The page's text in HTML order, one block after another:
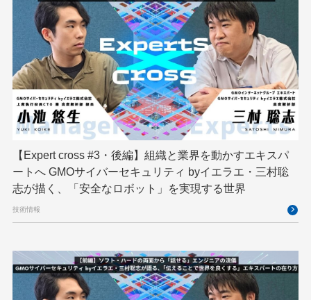
人工知能 人工知能学会 国際ロボット展
国際標準化 基礎 多拠点開発 大阪公立大学
宮崎オフィス 強化学習 応用
技育プロジェクト 技術広報 技術書典
拡張知能 新卒 新卒研修
映像クリエイター 暗号 業務効率化
機械学習 決済 生成AI 産学連携
研究開発 耐量子暗号 脆弱性診断
【Expert cross #3・後編】組織と業界を動かすエキスパ
ートへ GMOサイバーセキュリティ byイエラエ・三村聡
志が描く、「安全なロボット」を実現する世界
技術情報